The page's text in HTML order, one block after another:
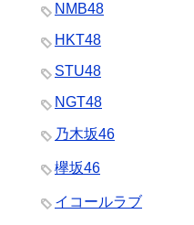
NMB48
HKT48
STU48
NGT48
乃木坂46
欅坂46
イコールラブ